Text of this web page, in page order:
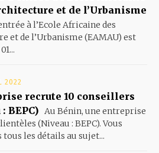
et de l’Urbanisme
à l’Ecole Africaine des
et de l’Urbanisme (EAMAU) est
2022
recrute 10 conseillers
BEPC) Au Bénin, une entreprise
(Niveau : BEPC). Vous
les détails au sujet...